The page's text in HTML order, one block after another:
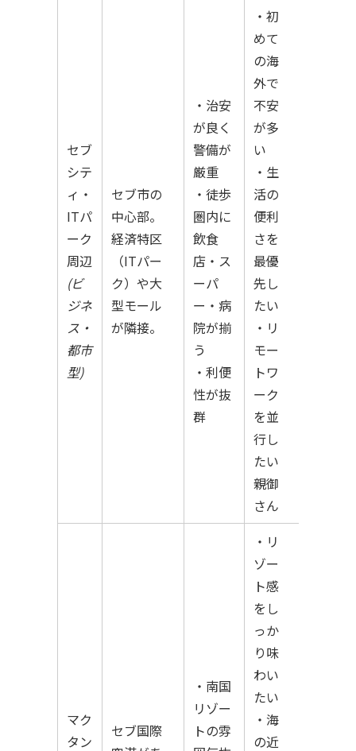
セブ
シテ
ィ・
ITパ
ーク
周辺
(ビ
ジネ
ス・
都市
型)
セブ市の
中心部。
経済特区
（ITパー
ク）や大
型モール
が隣接。
・治安
が良く
警備が
厳重
・徒歩
圏内に
飲食
店・ス
ーパ
ー・病
院が揃
う
・利便
性が抜
群
・初
めて
の海
外で
不安
が多
い
・生
活の
便利
さを
最優
先し
たい
・リ
モー
トワ
ーク
を並
行し
たい
親御
さん
マク
タン
セブ国際
・南国
リゾー
トの雰
・リ
ゾー
ト感
をし
っか
り味
わい
たい
・海
の近